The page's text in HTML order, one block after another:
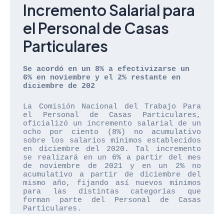
Incremento Salarial para
el Personal de Casas
Particulares
Se acordó en un 8% a efectivizarse un
6% en noviembre y el 2% restante en
diciembre de 202
La Comisión Nacional del Trabajo Para
el Personal de Casas Particulares,
oficializó un incremento salarial de un
ocho por ciento (8%) no acumulativo
sobre los salarios mínimos establecidos
en diciembre del 2020. Tal incremento
se realizará en un 6% a partir del mes
de noviembre de 2021 y en un 2% no
acumulativo a partir de diciembre del
mismo año, fijando así nuevos mínimos
para las distintas categorías que
forman parte del Personal de Casas
Particulares.